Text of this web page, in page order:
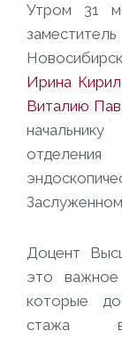
Утром 31
Ирина
Виталию
отделения
Доцент
это важное
которые
стажа в